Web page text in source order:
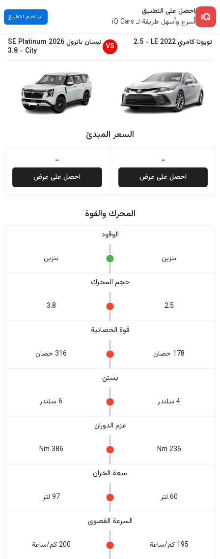
احصل على التطبيق
أسرع وأسهل طريقة لـ iQ Cars
استخدم التطبيق
تويوتاكامري2022
LE
-
2.5
VS نيسان باترول2026
SE Platinum
City
-
3.8
السعر المبدئ
-
احصل على عرض
-
احصل على عرض
المحرك والقوة
الوقود
بنزين بنزين
حجم المحرك
2.5
3.8
قوة الحصانية
178 حصان 316 حصان
بستن
4 سلندر 6 سلندر
عزم الدوران
236 Nm
386 Nm
سعة الخزان
60 لتر 97 لتر
السرعة القصوى
195 كم/ساعة 200 كم/ساعة